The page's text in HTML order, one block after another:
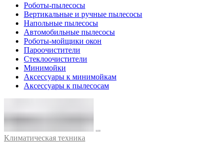
Роботы-пылесосы
Вертикальные и ручные пылесосы
Напольные пылесосы
Автомобильные пылесосы
Роботы-мойщики окон
Пароочистители
Стеклоочистители
Минимойки
Аксессуары к минимойкам
Аксессуары к пылесосам
Климатическая техника